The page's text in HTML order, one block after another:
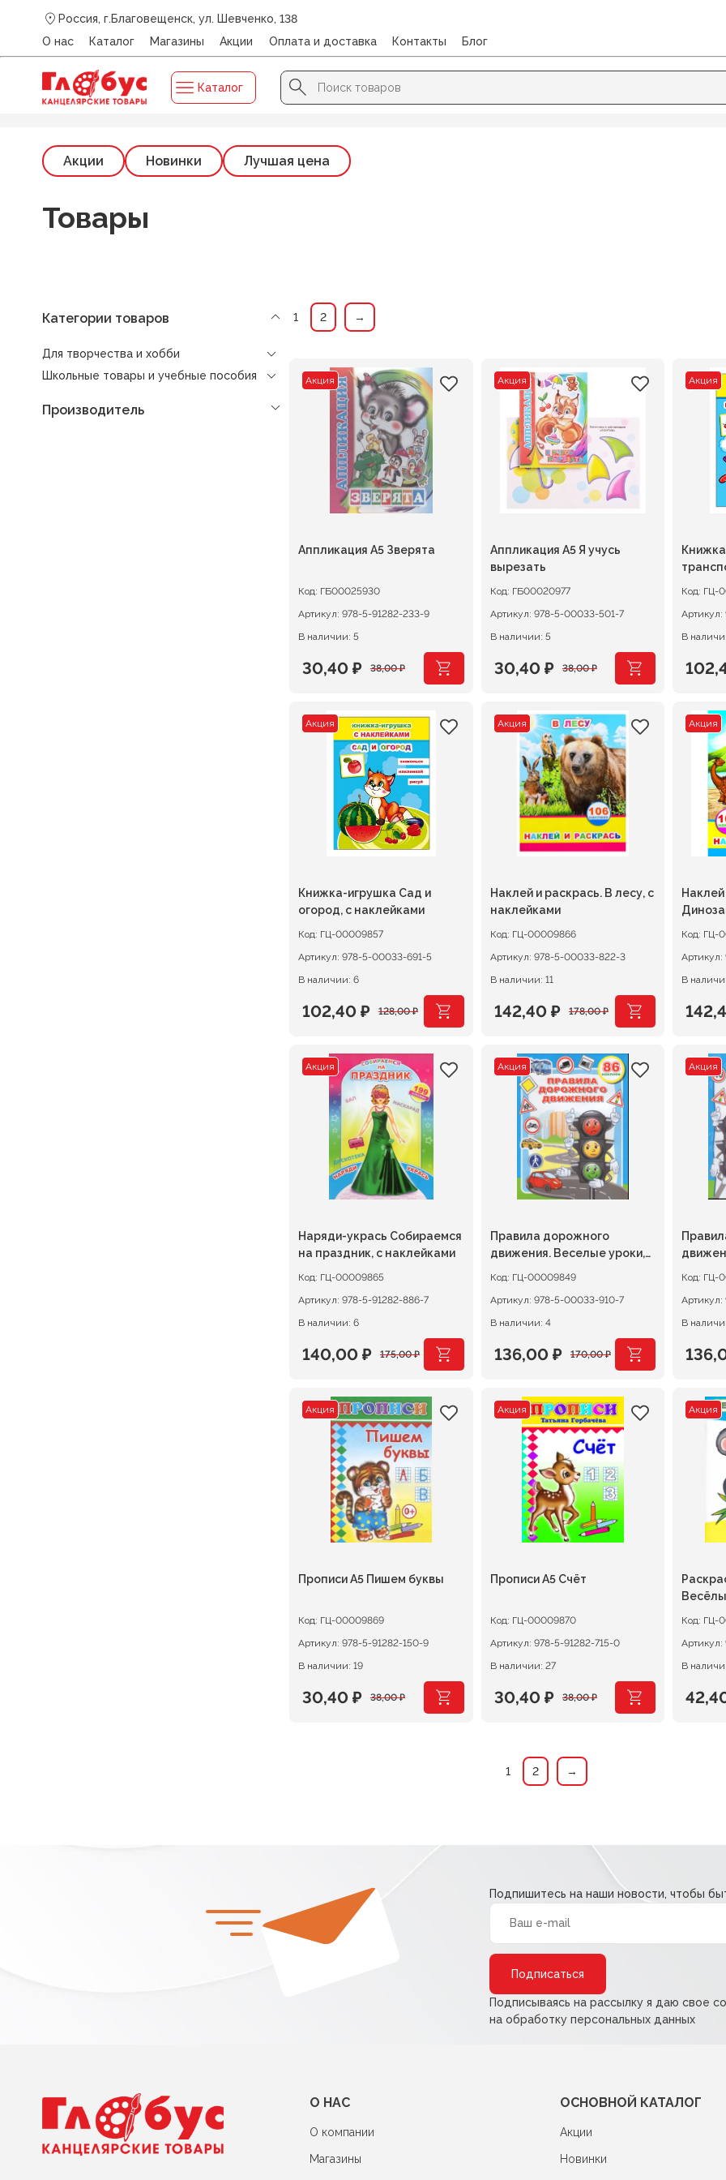
Россия, г.Благовещенск, ул. Шевченко, 138
О нас
Каталог Магазины Акции Оплата и доставка Контакты Блог
Каталог
Search
for:
Search Button
Главная /АлексКнига
Акции Новинки Лучшая цена
Товары
Категории товаров
Для творчества и хобби
Школьные товары и учебные пособия
Производитель
1 2 →
Акция
Аппликация А5 Зверята
Код: ГБ00025930
Артикул: 978-5-91282-233-9
В наличии: 5
38,00₽
Первоначальная
составляла
38,00 ₽.
30,40 ₽
Текущая
30,40 ₽.
Акция
Аппликация А5 Я учусь
вырезать
Код: ГБ00020977
Артикул: 978-5-00033-501-7
В наличии: 5
38,00₽
Первоначальная
составляла
38,00 ₽.
30,40 ₽
Текущая
30,40 ₽.
Акция
Код: ГЦ-
Артикул:
В
Акция
Книжка-игрушка Сад и
огород, с наклейками
Код: ГЦ-00009857
Артикул: 978-5-00033-691-5
В наличии: 6
128,00₽
Первоначальная
составляла
128,00 ₽.
102,40 ₽
Текущая
102,40 ₽.
Акция
Наклей и раскрась. В лесу, с
наклейками
Код: ГЦ-00009866
Артикул: 978-5-00033-822-3
В наличии: 11
178,00₽
Первоначальная
составляла
178,00 ₽.
142,40 ₽
Текущая
142,40 ₽.
Акция
Наклей
Код: ГЦ-
Артикул:
В
Акция
Наряди-укрась Собираемся
на праздник, с наклейками
Код: ГЦ-00009865
Артикул: 978-5-91282-886-7
В наличии: 6
175,00₽
Первоначальная
составляла
175,00 ₽.
140,00 ₽
Текущая
140,00 ₽.
Акция
Правила дорожного
движения. Веселые уроки,
Код: ГЦ-00009849
Артикул: 978-5-00033-910-7
В наличии: 4
170,00₽
Первоначальная
составляла
170,00 ₽.
136,00 ₽
Текущая
136,00 ₽.
Акция
Код: ГЦ-
Артикул:
В
Акция
Прописи А5 Пишем буквы
Код: ГЦ-00009869
Артикул: 978-5-91282-150-9
В наличии: 19
38,00₽
Первоначальная
30,40 ₽
Текущая
Акция
Прописи А5 Счёт
Код: ГЦ-00009870
Артикул: 978-5-91282-715-0
В наличии: 27
38,00₽
Первоначальная
составляла
38,00 ₽.
30,40 ₽
Текущая
30,40 ₽.
Акция
Код: ГЦ-
Артикул:
В
1 2 →
Подпишитесь на наши новости, чтобы
Подписываясь на рассылку я даю свое
на обработку персональных данных
О НАС
О компании
Магазины
ОСНОВНОЙ КАТАЛОГ
Акции
Новинки